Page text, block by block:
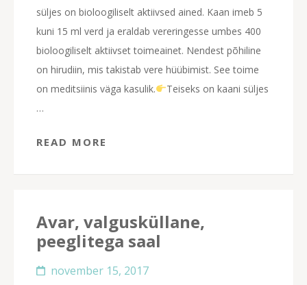
süljes on bioloogiliselt aktiivsed ained. Kaan imeb 5
kuni 15 ml verd ja eraldab vereringesse umbes 400
bioloogiliselt aktiivset toimeainet. Nendest põhiline
on hirudiin, mis takistab vere hüübimist. See toime
on meditsiinis väga kasulik.
Teiseks on kaani süljes
…
READ MORE
Avar, valgusküllane,
peeglitega saal
november 15, 2017